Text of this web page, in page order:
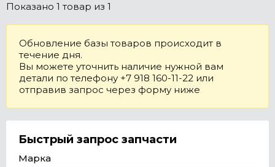
Показано 1 товар из 1
Обновление базы товаров происходит в
течение дня.
Вы можете уточнить наличие нужной вам
детали по телефону +7 918 160-11-22 или
отправив запрос через форму ниже
Быстрый запрос запчасти
Марка